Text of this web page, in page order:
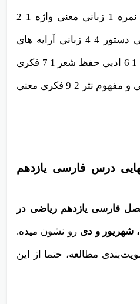
ردیف قلمروها موضوع ها نمره 1 زبانی معنی واژه 1 2
زبانی املای واژه 1 3 زبانی دستور 4 4 زبانی آرایه های
ادبی 3 5 ادبی تاریخ ادبیات 1 6 ادبی حفظ شعر 1 7 فکری
درک مطلب 4 8 فکری معنی و مفهوم نثر 2 9 فکری معنی
درس فارسی یازدهم
فارسی یازدهم ریاضی در
شهریور و دی رو نشون میده.
مطالعه، حتما از این